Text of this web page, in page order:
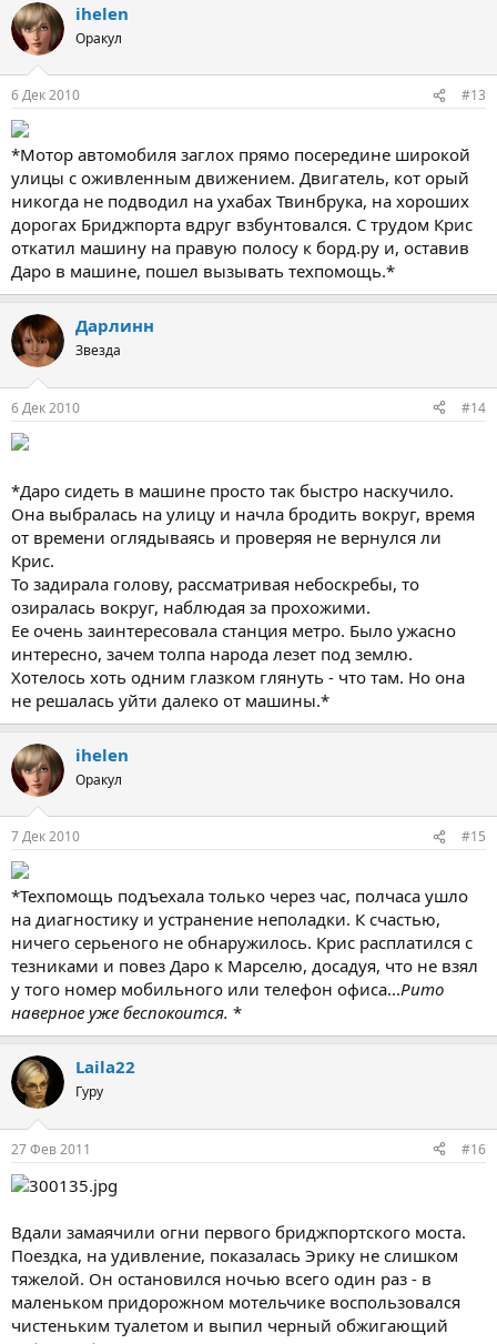
ihelen
Оракул
6 Дек 2010 #13
*Мотор автомобиля заглох прямо посередине широкой
улицы с оживленным движением. Двигатель, кот орый
никогда не подводил на ухабах Твинбрука, на хороших
дорогах Бриджпорта вдруг взбунтовался. С трудом Крис
откатил машину на правую полосу к борд.ру и, оставив
Даро в машине, пошел вызывать техпомощь.*
Дарлинн
Звезда
6 Дек 2010 #14
*Даро сидеть в машине просто так быстро наскучило.
Она выбралась на улицу и начла бродить вокруг, время
от времени оглядываясь и проверяя не вернулся ли
Крис.
То задирала голову, рассматривая небоскребы, то
озиралась вокруг, наблюдая за прохожими.
Ее очень заинтересовала станция метро. Было ужасно
интересно, зачем толпа народа лезет под землю.
Хотелось хоть одним глазком глянуть - что там. Но она
не решалась уйти далеко от машины.*
ihelen
Оракул
7 Дек 2010 #15
*Техпомощь подъехала только через час, полчаса ушло
на диагностику и устранение неполадки. К счастью,
ничего серьеного не обнаружилось. Крис расплатился с
тезниками и повез Даро к Марселю, досадуя, что не взял
у того номер мобильного или телефон офиса...Рито
наверное уже беспокоится. *
Laila22
Гуру
27 Фев 2011 #16
Вдали замаячили огни первого бриджпортского моста.
Поездка, на удивление, показалась Эрику не слишком
тяжелой. Он остановился ночью всего один раз - в
маленьком придорожном мотельчике воспользовался
чистеньким туалетом и выпил черный обжигающий